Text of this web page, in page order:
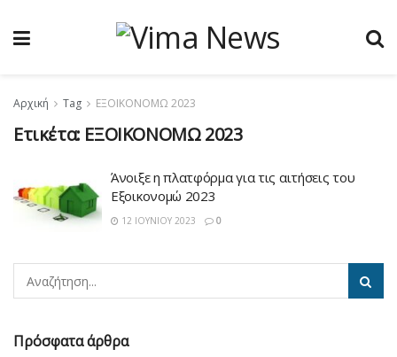
Αρχική Tag ΕΞΟΙΚΟΝΟΜΩ 2023
Ετικέτα: ΕΞΟΙΚΟΝΟΜΩ 2023
Άνοιξε η πλατφόρμα για τις αιτήσεις του
Εξοικονομώ 2023
12 ΙΟΥΝΊΟΥ 2023 0
Πρόσφατα άρθρα